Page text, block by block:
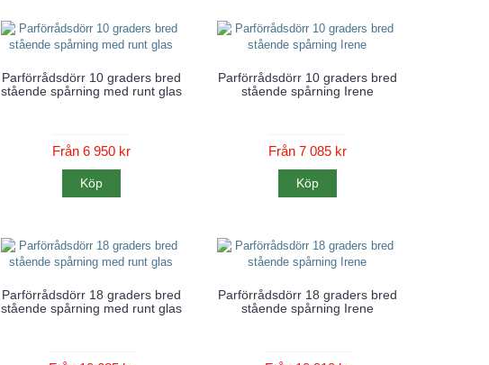
Parförrådsdörr 10 graders bred
stående spårning med runt glas
Från 6 950 kr
Köp
Parförrådsdörr 10 graders bred
stående spårning Irene
Från 7 085 kr
Köp
Parförrådsdörr 18 graders bred
stående spårning med runt glas
Parförrådsdörr 18 graders bred
stående spårning Irene